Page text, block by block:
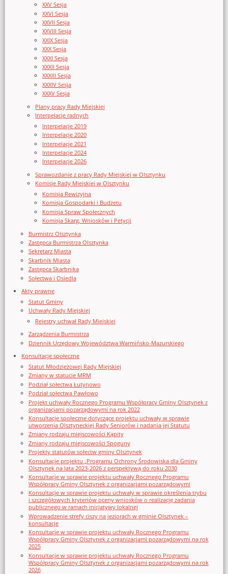
XXV Sesja
XXVI Sesja
XXVII Sesja
XXVIII Sesja
XXIX Sesja
XXX Sesja
XXXI Sesja
XXXII Sesja
XXXIII Sesja
XXXIV Sesja
XXXV Sesja
Plany pracy Rady Miejskiej
Interpelacje radnych
Interpelacje 2019
Interpelacje 2020
Interpelacje 2021
Interpelacje 2024
Interpelacje 2026
Sprawozdanie z pracy Rady Miejskiej w Olsztynku
Komisje Rady Miejskiej w Olsztynku
Komisja Rewizyjna
Komisja Gospodarki i Budżetu
Komisja Spraw Społecznych
Komisja Skarg, Wniosków i Petycji
Burmistrz Olsztynka
Zastępca Burmistrza Olsztynka
Sekretarz Miasta
Skarbnik Miasta
Zastępca Skarbnika
Sołectwa i Osiedla
Akty prawne
Statut Gminy
Uchwały Rady Miejskiej
Rejestry uchwał Rady Miejskiej
Zarządzenia Burmistrza
Dziennik Urzędowy Województwa Warmińsko-Mazurskiego
Konsultacje społeczne
Statut Młodzieżowej Rady Miejskiej
Zmiany w statucie MRM
Podział sołectwa Łutynowo
Podział sołectwa Pawłowo
Projekt uchwały Rocznego Programu Współpracy Gminy Olsztynek z
organizacjami pozarządowymi na rok 2022
Konsultacje społeczne dotyczące projektu uchwały w sprawie
utworzenia Olsztyneckiej Rady Seniorów i nadania jej Statutu
Zmiany rodzaju miejscowości Kąpity
Zmiany rodzaju miejscowości Spoguny
Projekty statutów sołectw gminy Olsztynek
Konsultacje projektu „Programu Ochrony Środowiska dla Gminy
Olsztynek na lata 2023-2026 z perspektywą do roku 2030
Konsultacje w sprawie projektu uchwały Rocznego Programu
Współpracy Gminy Olsztynek z organizacjami pozarządowymi
Konsultacje w sprawie projektu uchwały w sprawie określenia trybu
i szczegółowych kryteriów oceny wniosków o realizację zadania
publicznego w ramach inicjatywy lokalnej
Wprowadzenie strefy ciszy na jeziorach w gminie Olsztynek –
konsultacje
Konsultacje w sprawie projektu uchwały Rocznego Programu
Współpracy Gminy Olsztynek z organizacjami pozarządowymi na rok
2025
Konsultacje w sprawie projektu uchwały Rocznego Programu
Współpracy Gminy Olsztynek z organizacjami pozarządowymi na rok
2026